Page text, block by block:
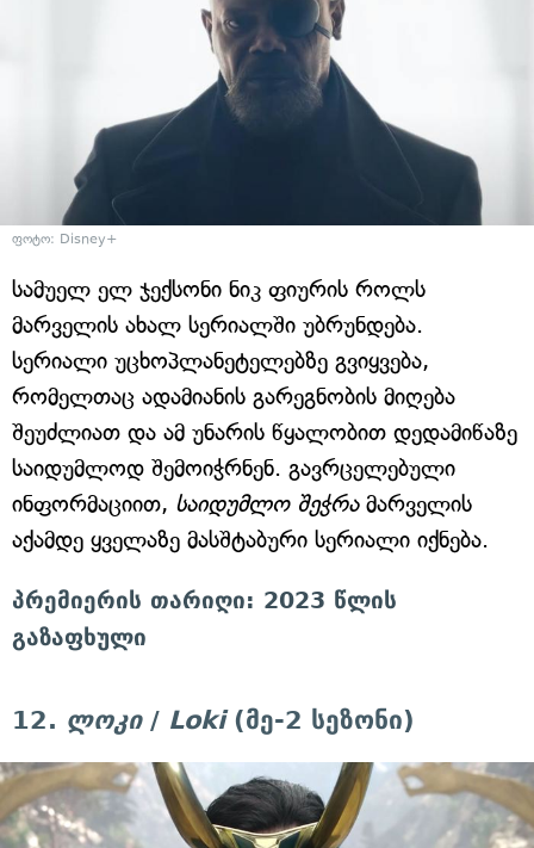
ფოტო: Disney+
სამუელ ელ ჯექსონი ნიკ ფიურის როლს
მარველის ახალ სერიალში უბრუნდება.
სერიალი უცხოპლანეტელებზე გვიყვება,
რომელთაც ადამიანის გარეგნობის მიღება
შეუძლიათ და ამ უნარის წყალობით დედამიწაზე
საიდუმლოდ შემოიჭრნენ. გავრცელებული
ინფორმაციით, საიდუმლო შეჭრამარველის
აქამდე ყველაზე მასშტაბური სერიალი იქნება.
პრემიერის თარიღი: 2023 წლის
გაზაფხული
12. ლოკი/ Loki(მე-2 სეზონი)